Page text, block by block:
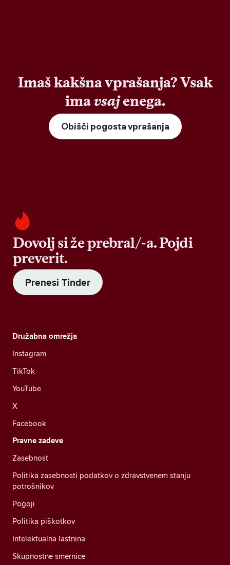
Imaš kakšna vprašanja? Vsak
imavsajenega.
Obišči pogosta vprašanja
Dovolj si že prebral/-a. Pojdi
preverit.
Prenesi Tinder
Družabna omrežja
Instagram
TikTok
YouTube
X
Facebook
Pravne zadeve
Zasebnost
Politika zasebnosti podatkov o zdravstvenem stanju
potrošnikov
Pogoji
Politika piškotkov
Intelektualna lastnina
Skupnostne smernice